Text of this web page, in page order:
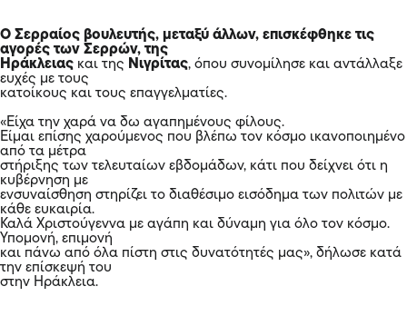
Ο Σερραίος βουλευτής, μεταξύ άλλων, επισκέφθηκε τις
αγορές των Σερρών, της
Ηράκλειας και της Νιγρίτας, όπου συνομίλησε και αντάλλαξε
ευχές με τους
κατοίκους και τους επαγγελματίες.
«Είχα την χαρά να δω αγαπημένους φίλους.
Είμαι επίσης χαρούμενος που βλέπω τον κόσμο ικανοποιημένο
από τα μέτρα
στήριξης των τελευταίων εβδομάδων, κάτι που δείχνει ότι η
κυβέρνηση με
ενσυναίσθηση στηρίζει το διαθέσιμο εισόδημα των πολιτών με
κάθε ευκαιρία.
Καλά Χριστούγεννα με αγάπη και δύναμη για όλο τον κόσμο.
Υπομονή, επιμονή
και πάνω από όλα πίστη στις δυνατότητές μας», δήλωσε κατά
την επίσκεψή του
στην Ηράκλεια.